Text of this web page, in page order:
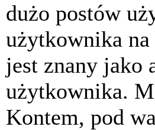
dużo postów
użytkownika
jest znany jako
użytkownika.
Kontem, pod